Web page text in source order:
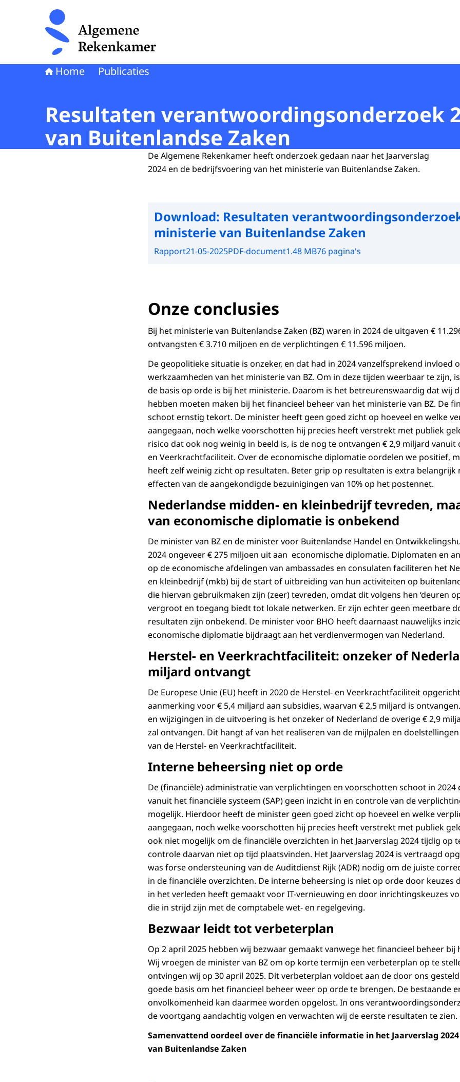
Naar de homepage van Algemene Rekenkamer
Home Publicaties
Resultaten verantwoordingsonderzoek
van Buitenlandse Zaken
De Algemene Rekenkamer heeft onderzoek gedaan naar het Jaarverslag
2024 en de bedrijfsvoering van het ministerie van Buitenlandse Zaken.
Download: Resultaten
ministerie van Buitenlandse Zaken
Rapport21-05-2025PDF-document1.48 MB76 pagina's
Onze conclusies
Bij het ministerie van Buitenlandse Zaken (BZ) waren in 2024 de uitgaven €
ontvangsten € 3.710 miljoen en de verplichtingen € 11.596 miljoen.
De geopolitieke situatie is onzeker, en dat had in 2024 vanzelfsprekend invloed
werkzaamheden van het ministerie van BZ. Om in deze tijden weerbaar te zijn,
de basis op orde is bij het ministerie. Daarom is het betreurenswaardig dat wij
hebben moeten maken bij het financieel beheer van het ministerie van BZ. De
schoot ernstig tekort. De minister heeft geen goed zicht op hoeveel en welke
aangegaan, noch welke voorschotten hij precies heeft verstrekt met publiek
risico dat ook nog weinig in beeld is, is de nog te ontvangen € 2,9 miljard vanuit
en Veerkrachtfaciliteit. Over de economische diplomatie oordelen we positief,
heeft zelf weinig zicht op resultaten. Beter grip op resultaten is extra belangrijk
effecten van de aangekondigde bezuinigingen van 10% op het postennet.
Nederlandse midden- en kleinbedrijf tevreden,
van economische diplomatie is onbekend
De minister van BZ en de minister voor Buitenlandse Handel en
2024 ongeveer € 275 miljoen uit aan economische diplomatie. Diplomaten en
op de economische afdelingen van ambassades en consulaten faciliteren het
en kleinbedrijf (mkb) bij de start of uitbreiding van hun activiteiten op
die hiervan gebruikmaken zijn (zeer) tevreden, omdat dit volgens hen ‘deuren
vergroot en toegang biedt tot lokale netwerken. Er zijn echter geen meetbare
resultaten zijn onbekend. De minister voor BHO heeft daarnaast nauwelijks
economische diplomatie bijdraagt aan het verdienvermogen van Nederland.
Herstel- en Veerkrachtfaciliteit: onzeker of
miljard ontvangt
De Europese Unie (EU) heeft in 2020 de Herstel- en Veerkrachtfaciliteit
aanmerking voor € 5,4 miljard aan subsidies, waarvan € 2,5 miljard is
en wijzigingen in de uitvoering is het onzeker of Nederland de overige € 2,9
zal ontvangen. Dit hangt af van het realiseren van de mijlpalen en
van de Herstel- en Veerkrachtfaciliteit.
Interne beheersing niet op orde
De (financiële) administratie van verplichtingen en voorschotten schoot in 2024
vanuit het financiële systeem (SAP) geen inzicht in en controle van de
mogelijk. Hierdoor heeft de minister geen goed zicht op hoeveel en welke
aangegaan, noch welke voorschotten hij precies heeft verstrekt met publiek
ook niet mogelijk om de financiële overzichten in het Jaarverslag 2024 tijdig op
controle daarvan niet op tijd plaatsvinden. Het Jaarverslag 2024 is vertraagd
was forse ondersteuning van de Auditdienst Rijk (ADR) nodig om de juiste
in de financiële overzichten. De interne beheersing is niet op orde door keuzes
in het verleden heeft gemaakt voor IT-vernieuwing en door inrichtingskeuzes
die in strijd zijn met de comptabele wet- en regelgeving.
Bezwaar leidt tot verbeterplan
Op 2 april 2025 hebben wij bezwaar gemaakt vanwege het financieel beheer bij
Wij vroegen de minister van BZ om op korte termijn een verbeterplan op te
ontvingen wij op 30 april 2025. Dit verbeterplan voldoet aan de door ons
goede basis om het financieel beheer weer op orde te brengen. De bestaande
onvolkomenheid kan daarmee worden opgelost. In ons
de voortgang aandachtig volgen en verwachten wij de eerste resultaten te zien.
Samenvattend oordeel over de financiële informatie in het Jaarverslag
van Buitenlandse Zaken